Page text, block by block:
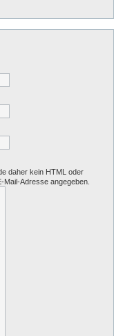
daher kein HTML oder
Mail-Adresse angegeben.